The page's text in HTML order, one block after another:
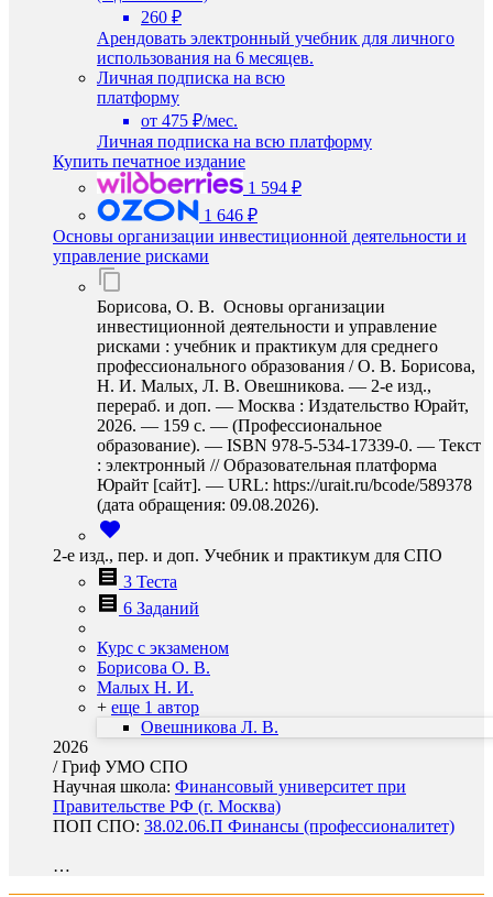
260 ₽
Арендовать электронный учебник для личного
использования на 6 месяцев.
Личная подписка на всю
платформу
от 475 ₽/мес.
Личная подписка на всю платформу
Купить печатное издание
1 594 ₽
1 646 ₽
Основы организации инвестиционной деятельности и
управление рисками
Борисова, О. В. Основы организации
инвестиционной деятельности и управление
рисками : учебник и практикум для среднего
профессионального образования / О. В. Борисова,
Н. И. Малых, Л. В. Овешникова. — 2-е изд.,
перераб. и доп. — Москва : Издательство Юрайт,
2026. — 159 с. — (Профессиональное
образование). — ISBN 978-5-534-17339-0. — Текст
: электронный // Образовательная платформа
Юрайт [сайт]. — URL: https://urait.ru/bcode/589378
(дата обращения: 09.08.2026).
2-е изд., пер. и доп. Учебник и практикум для СПО
3 Теста
6 Заданий
Курс с экзаменом
Борисова О. В.
Малых Н. И.
+ еще 1 автор
Овешникова Л. В.
2026
/Гриф УМО СПО
Научная школа: Финансовый университет при
Правительстве РФ (г. Москва)
ПОП СПО: 38.02.06.П Финансы (профессионалитет)
…